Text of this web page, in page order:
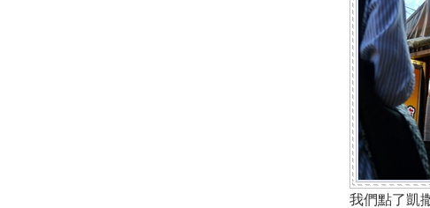
我們點了凱